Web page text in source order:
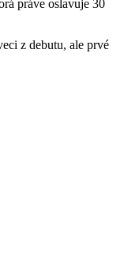
práve oslavuje 30
z debutu, ale prvé